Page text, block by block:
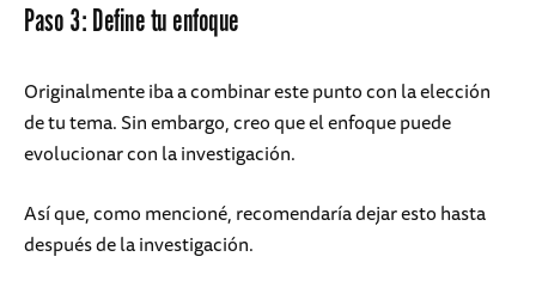
Paso 3: Define tu enfoque
Originalmente iba a combinar este punto con la elección
de tu tema. Sin embargo, creo que el enfoque puede
evolucionar con la investigación.
Así que, como mencioné, recomendaría dejar esto hasta
después de la investigación.